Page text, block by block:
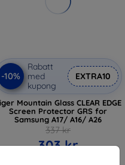
-10%
Rabatt
med
kupong
EXTRA10
Mountain Glass CLEAR EDGE
Screen Protector GRS for
Samsung A17/ A16/ A26
337 kr
303 kr